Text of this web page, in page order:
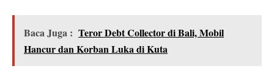
Baca Juga : Teror Debt Collector di Bali, Mobil
Hancur dan Korban Luka di Kuta